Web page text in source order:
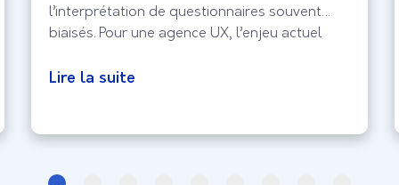
l’interprétation de questionnaires souvent
biaisés. Pour une agence UX, l’enjeu actuel
biologique brute, celle qui échappe au
faciale, le design d’interface entre
Lire la suite